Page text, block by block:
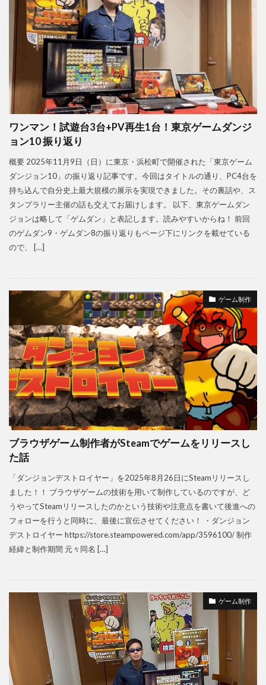
ワンマン！試遊台3台+PV再生1台！東京ゲームダンジ
ョン10 振り返り
概要 2025年11月9日（日）に東京・浜松町で開催された「東京ゲーム
ダンジョン10」の振り返り記事です。今回はタイトルの通り、PC4台を
持ち込んで自分史上最大規模の展示を実現できました。その裏話や、ス
タンプラリー主催の話も交えてお届けします。 以下、東京ゲームダン
ジョンは略して「ゲムダン」と表記します。読みやすいからね！ 前回
のゲムダン9・ゲムダン8の振り返りもページ下にリンクを載せている
ので、 […]
ゲーム制作
ブラウザゲーム制作者がSteamでゲームをリリースし
た話
「ダンジョンデストロイヤー」を2025年8月26日にSteamリリースし
ました！！ ブラウザゲームの技術を用いて制作しているのですが、ど
うやってSteamリリースしたのかという技術や注意点を書いて後進への
フォローを行うと同時に、最後に宣伝させてください！ ・ダンジョン
デストロイヤー https://store.steampowered.com/app/3596100/ 制作
経緯と制作期間 元々同名 […]
ゲーム制作